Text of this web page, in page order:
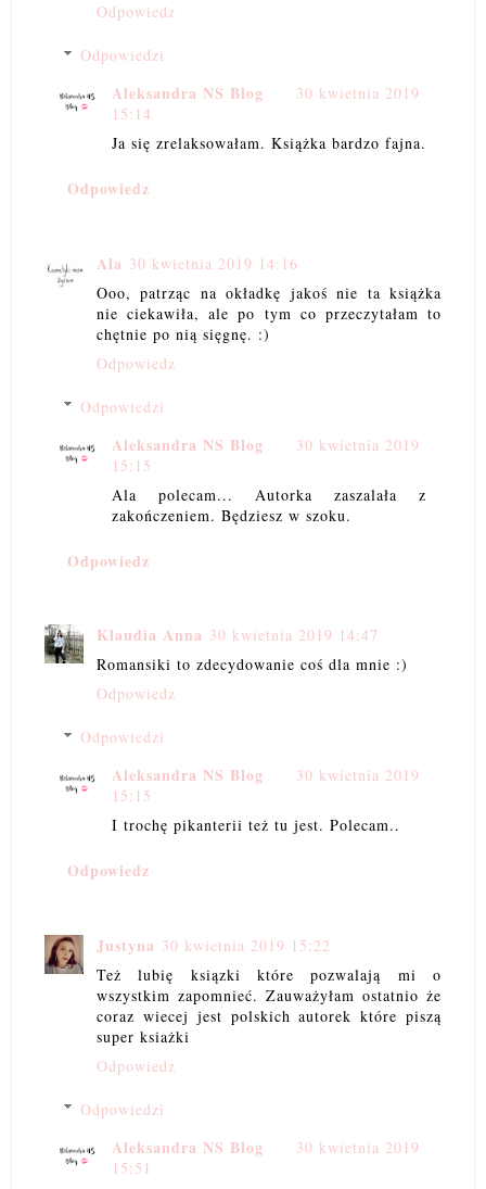
Odpowiedz
Odpowiedzi
Aleksandra NS Blog
30 kwietnia 2019
15:14
Ja się zrelaksowałam. Książka bardzo fajna.
Odpowiedz
Ala 30 kwietnia 2019 14:16
Ooo, patrząc na okładkę jakoś nie ta książka
nie ciekawiła, ale po tym co przeczytałam to
chętnie po nią sięgnę. :)
Odpowiedz
Odpowiedzi
Aleksandra NS Blog
30 kwietnia 2019
15:15
Ala polecam... Autorka zaszalała z
zakończeniem. Będziesz w szoku.
Odpowiedz
Klaudia Anna 30 kwietnia 2019 14:47
Romansiki to zdecydowanie coś dla mnie :)
Odpowiedz
Odpowiedzi
Aleksandra NS Blog
30 kwietnia 2019
15:15
I trochę pikanterii też tu jest. Polecam..
Odpowiedz
Justyna 30 kwietnia 2019 15:22
Też lubię ksiązki które pozwalają mi o
wszystkim zapomnieć. Zauważyłam ostatnio że
coraz wiecej jest polskich autorek które piszą
super ksiażki
Odpowiedz
Odpowiedzi
Aleksandra NS Blog
30 kwietnia 2019
15:51